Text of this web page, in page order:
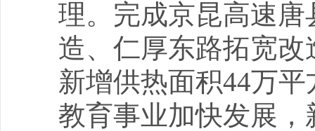
理。完成京昆高速
造、仁厚东路拓宽
新增供热面积44万
教育事业加快发展